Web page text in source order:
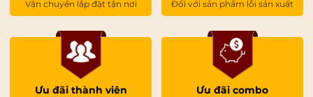
Vận chuyển lắp đặt tận nơi Đối với sản phẩm lỗi sản xuất
Ưu đãi thành viên Ưu đãi combo